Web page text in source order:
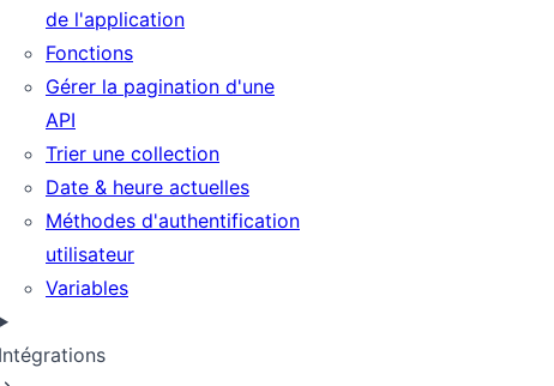
de l'application
Fonctions
Gérer la pagination d'une
API
Trier une collection
Date & heure actuelles
Méthodes d'authentification
utilisateur
Variables
Intégrations